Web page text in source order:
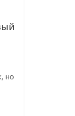
но